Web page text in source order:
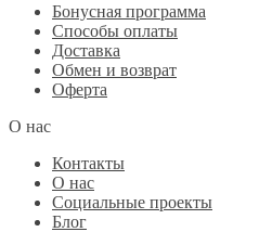
Бонусная программа
Способы оплаты
Доставка
Обмен и возврат
Оферта
О нас
Контакты
О нас
Социальные проекты
Блог